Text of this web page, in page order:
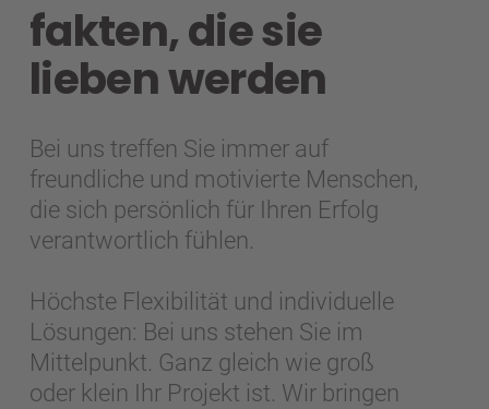
fakten, die sie
lieben werden
Bei uns treffen Sie immer auf
freundliche und motivierte Menschen,
die sich persönlich für Ihren Erfolg
verantwortlich fühlen.
Höchste Flexibilität und individuelle
Lösungen: Bei uns stehen Sie im
Mittelpunkt. Ganz gleich wie groß
oder klein Ihr Projekt ist. Wir bringen